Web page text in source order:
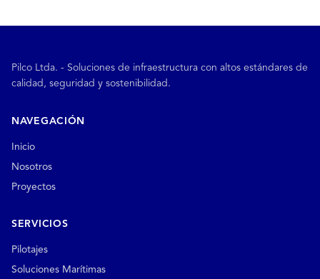
Pilco Ltda. - Soluciones de infraestructura con altos estándares de
calidad, seguridad y sostenibilidad.
NAVEGACIÓN
Inicio
Nosotros
Proyectos
SERVICIOS
Pilotajes
Soluciones Marítimas